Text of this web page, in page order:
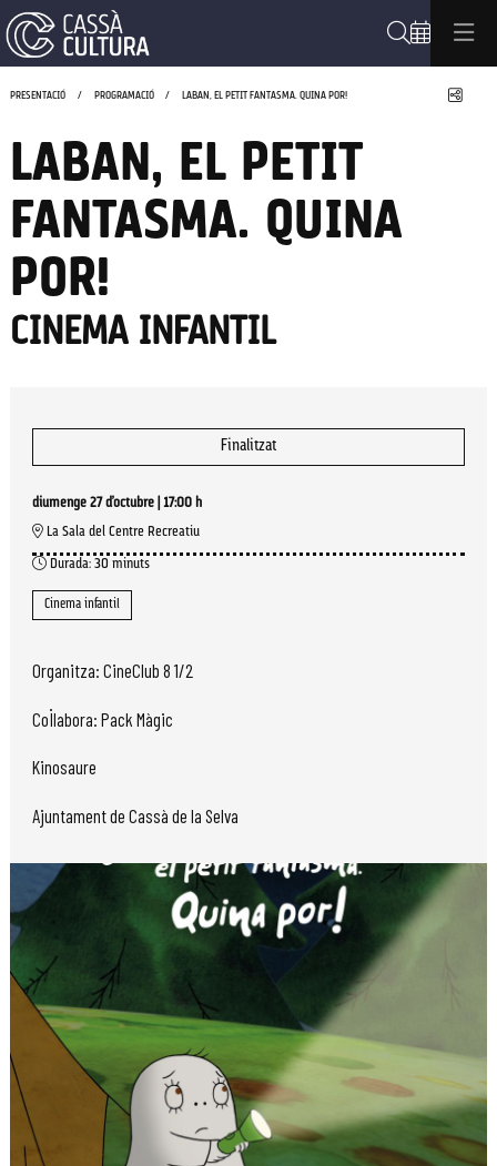
PRESENTACIÓ PROGRAMACIÓ LABAN, EL PETIT FANTASMA. QUINA POR!
LABAN, EL PETIT
FANTASMA. QUINA
POR!
CINEMA INFANTIL
Finalitzat
diumenge 27 d’octubre
17:00 h
La Sala del Centre Recreatiu
Durada: 30 minuts
Cinema infantil
Organitza: CineClub 8 1/2
Col·labora: Pack Màgic
Kinosaure
Ajuntament de Cassà de la Selva